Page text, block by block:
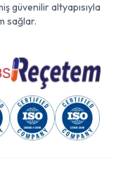
güvenilir altyapısıyla
sağlar.